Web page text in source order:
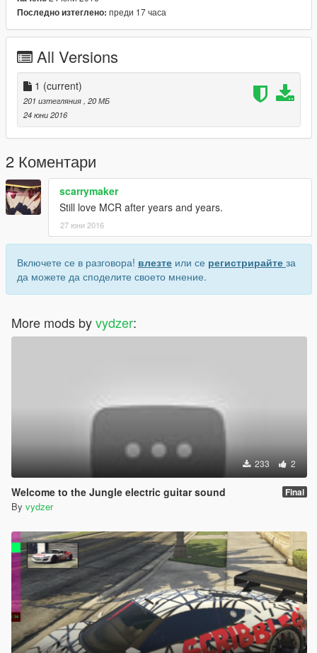
Последно изтеглено: преди 17 часа
All Versions
1 (current)
201 изтегляния , 20 МБ
24 юни 2016
2 Коментари
scarrymaker
Still love MCR after years and years.
27 юни 2016
Включете се в разговора! влезте или се регистрирайте за
да можете да споделите своето мнение.
More mods byvydzer:
233 2
Welcome to the Jungle electric guitar sound Final
By vydzer